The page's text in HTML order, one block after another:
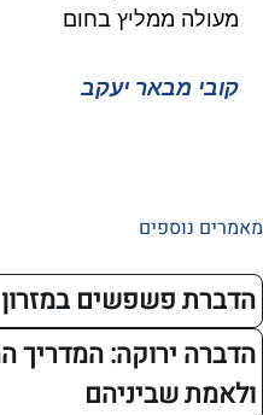
ממליץ בחום
יעקב
במזרון
המדריך המלא